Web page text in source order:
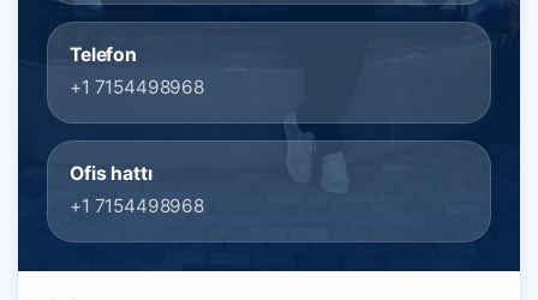
Telefon
+1 7154498968
Ofis hattı
+1 7154498968